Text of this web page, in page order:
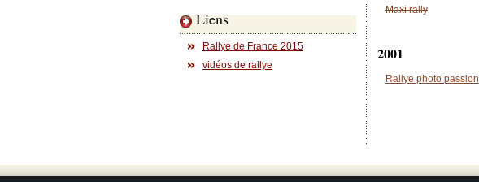
Liens
Rallye de France 2015
vidéos de rallye
Maxi rally
2001
Rallye photo passion